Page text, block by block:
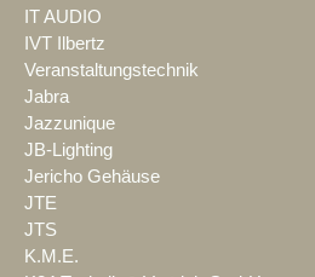
IT AUDIO
IVT Ilbertz
Veranstaltungstechnik
Jabra
Jazzunique
JB-Lighting
Jericho Gehäuse
JTE
JTS
K.M.E.